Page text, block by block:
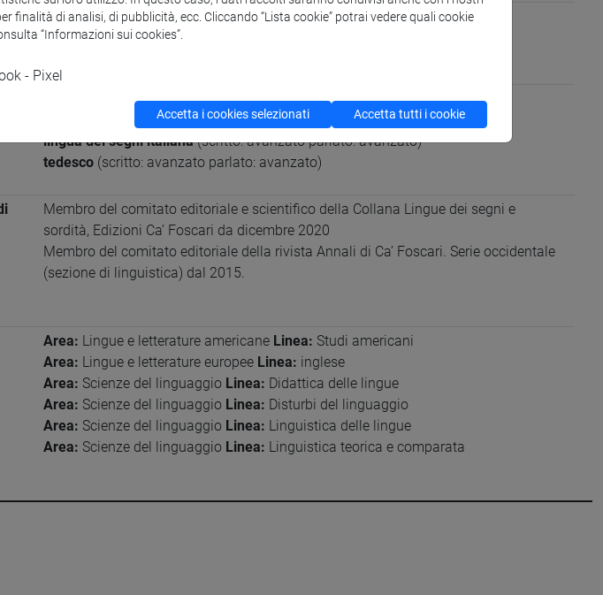
Internazionale: Europa, America Settentrionale
(scritto: madrelingua parlato: madrelingua)
(scritto: avanzato parlato: avanzato)
lingua dei segni italiana(scritto: avanzato parlato: avanzato)
tedesco(scritto: avanzato parlato: avanzato)
Membro del comitato editoriale e scientifico della Collana Lingue dei segni e
sordità, Edizioni Ca’ Foscari da dicembre 2020
Membro del comitato editoriale della rivista Annali di Ca’ Foscari. Serie occidentale
(sezione di linguistica) dal 2015.
Area: Lingue e letterature americane Linea: Studi americani
Area: Lingue e letterature europee Linea: inglese
Area: Scienze del linguaggio Linea: Didattica delle lingue
Area: Scienze del linguaggio Linea: Disturbi del linguaggio
Area: Scienze del linguaggio Linea: Linguistica delle lingue
Area: Scienze del linguaggio Linea: Linguistica teorica e comparata
finalità di analisi, di pubblicità, ecc. Cliccando “Lista cookie” potrai vedere quali cookie
“Informazioni sui cookies”.
- Pixel
Accetta i cookies selezionati Accetta tutti i cookie